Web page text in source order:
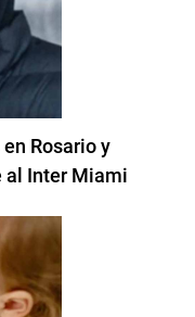
Rosario y
al Inter Miami